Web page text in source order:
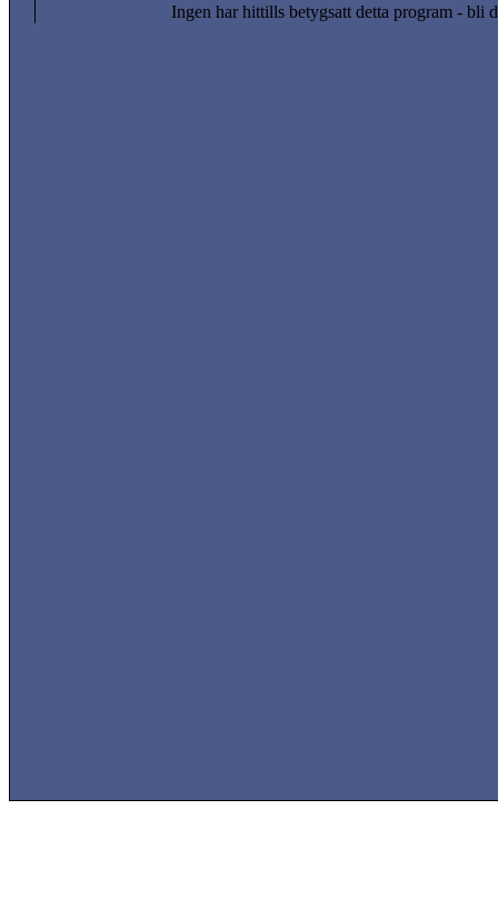
Ingen har hittills betygsatt detta program - bli